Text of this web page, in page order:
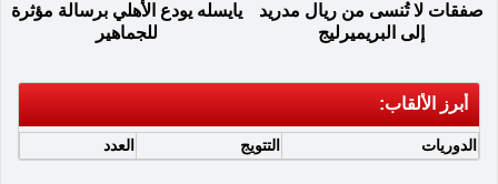
صفقات لا تُنسى من ريال مدريد
إلى البريميرليج
يايسله يودع الأهلي برسالة مؤثرة
للجماهير
أبرز الألقاب:
الدوريات التتويج العدد